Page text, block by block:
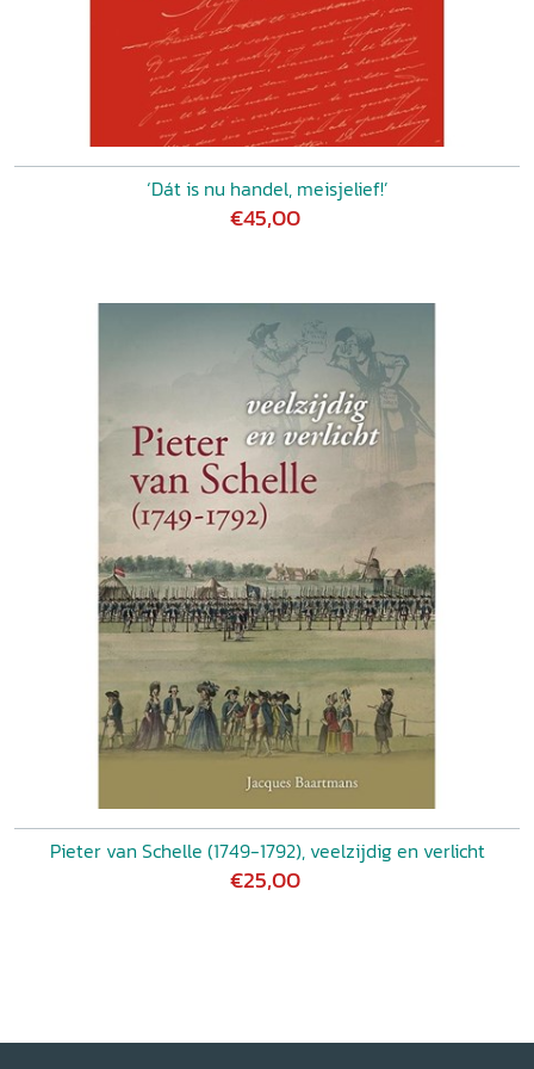
‘Dát is nu handel, meisjelief!’
€45,00
Pieter van Schelle (1749-1792), veelzijdig en verlicht
€25,00